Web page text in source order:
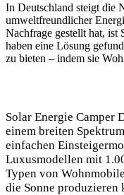
In Deutschland steigt die
umweltfreundlicher
Nachfrage gestellt hat, ist
haben eine Lösung
zu bieten – indem sie
Solar Energie Camper
einem breiten
einfachen
Luxusmodellen mit
Typen von
die Sonne produzieren